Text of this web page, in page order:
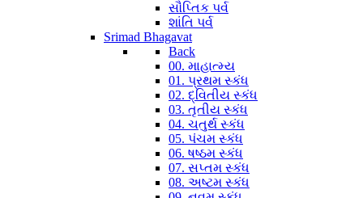
સૌપ્તિક પર્વ
શાંતિ પર્વ
Srimad Bhagavat
Back
00. માહાત્મ્ય
01. પ્રથમ સ્કંધ
02. દ્વિતીય સ્કંધ
03. તૃતીય સ્કંધ
04. ચતુર્થ સ્કંધ
05. પંચમ સ્કંધ
06. ષષ્ઠમ સ્કંધ
07. સપ્તમ સ્કંધ
08. અષ્ટમ સ્કંધ